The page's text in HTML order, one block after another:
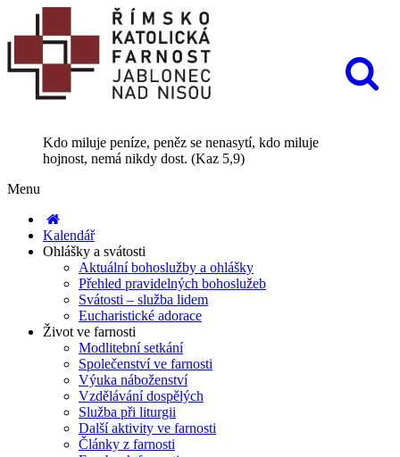
Kdo miluje peníze, peněz se nenasytí, kdo miluje
hojnost, nemá nikdy dost. (Kaz 5,9)
Menu
Kalendář
Ohlášky a svátosti
Aktuální bohoslužby a ohlášky
Přehled pravidelných bohoslužeb
Svátosti – služba lidem
Eucharistické adorace
Život ve farnosti
Modlitební setkání
Společenství ve farnosti
Výuka náboženství
Vzdělávání dospělých
Služba při liturgii
Další aktivity ve farnosti
Články z farnosti